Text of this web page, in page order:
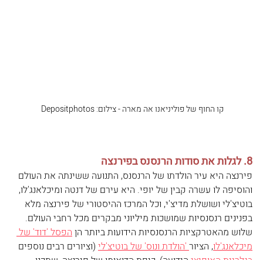
קו החוף של פוליניאנו אה מארה - צילום: Depositphotos
8. לגלות את סודות הרנסנס בפירנצה
פירנצה היא עיר הולדתו של הרנסנס, התנועה ששינתה את העולם
והוסיפה לו עשרה קבין של יופי. היא עירם של דנטה ומיכלאנג'לו,
בוטיצ'לי ושושלת מדיצ'י, וכל המרכז ההיסטורי של פירנצה מלא
בפנינים רנסנסיות שמושכות מיליוני מבקרים מכל רחבי העולם.
שלוש מהאטרקציות הרנסנסיות הידועות ביותר הן הפסל 'דוד' של
מיכלאנג'לו, הציור 'הולדת ונוס' של בוטיצ'לי (וציורים רבים נוספים